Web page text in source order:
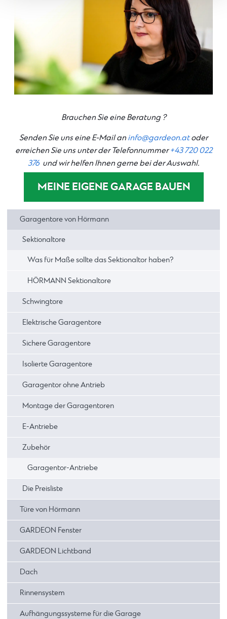
Brauchen Sie eine Beratung ?
Senden Sie uns eine E-Mail an info@gardeon.atoder
erreichen Sie uns unter der Telefonnummer+43 720 022
376und wir helfen Ihnen gerne bei der Auswahl.
MEINE EIGENE GARAGE BAUEN
Garagentore von Hörmann
Sektionaltore
Was für Maße sollte das Sektionaltor haben?
HÖRMANN Sektionaltore
Schwingtore
Elektrische Garagentore
Sichere Garagentore
Isolierte Garagentore
Garagentor ohne Antrieb
Montage der Garagentoren
E-Antriebe
Zubehör
Garagentor-Antriebe
Die Preisliste
Türe von Hörmann
GARDEON Fenster
GARDEON Lichtband
Dach
Rinnensystem
Aufhängungssysteme für die Garage